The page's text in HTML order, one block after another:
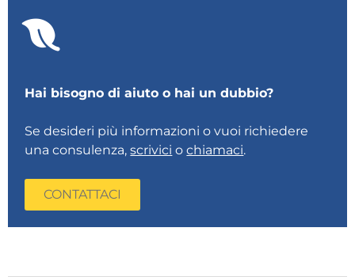
Hai bisogno di aiuto o hai un dubbio?
Se desideri più informazioni o vuoi richiedere
una consulenza,scrivici ochiamaci.
CONTATTACI